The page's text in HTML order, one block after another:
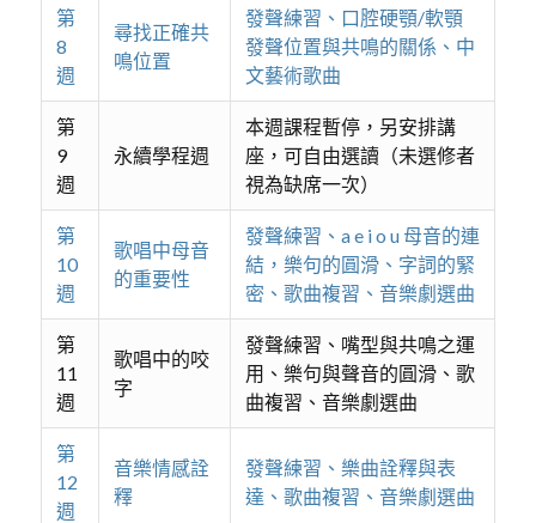
第
8
週
尋找正確共
鳴位置
發聲練習、口腔硬顎/軟顎
發聲位置與共鳴的關係、中
文藝術歌曲
第
9
週
永續學程週
本週課程暫停，另安排講
座，可自由選讀（未選修者
視為缺席一次）
第
10
週
歌唱中母音
的重要性
發聲練習、a e i o u 母音的連
結，樂句的圓滑、字詞的緊
密、歌曲複習、音樂劇選曲
第
11
週
歌唱中的咬
字
發聲練習、嘴型與共鳴之運
用、樂句與聲音的圓滑、歌
曲複習、音樂劇選曲
第
12
週
音樂情感詮
釋
發聲練習、樂曲詮釋與表
達、歌曲複習、音樂劇選曲